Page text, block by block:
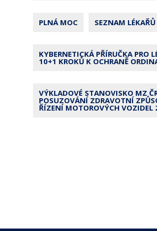
PLNÁ MOC SEZNAM LÉKAŘŮ
KYBERNETICKÁ PŘÍRUČKA PRO
10+1 KROKŮ K OCHRANĚ
VÝKLADOVÉ STANOVISKO MZ
POSUZOVÁNÍ ZDRAVOTNÍ
ŘÍZENÍ MOTOROVÝCH VOZIDEL